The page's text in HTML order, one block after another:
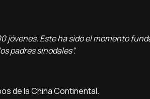
jóvenes. Este ha sido el momento
padres sinodales”.
de la China Continental.